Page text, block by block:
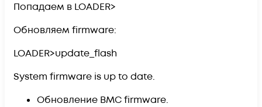
Попадаем в LOADER>
Обновляем firmware:
LOADER>update_flash
System firmware is up to date.
Обновление BMC firmware.